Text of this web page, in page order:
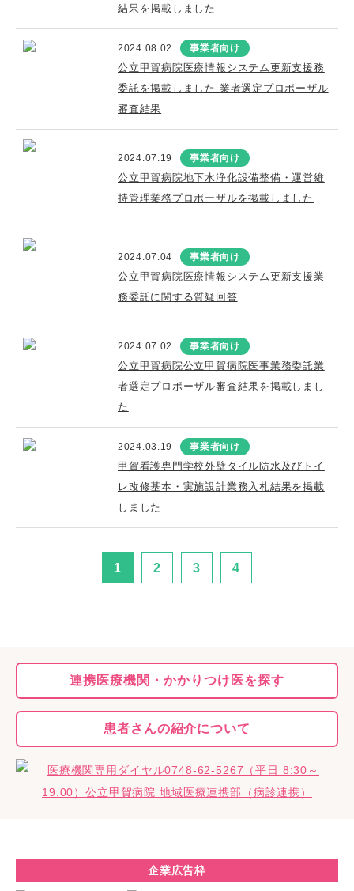
結果を掲載しました
2024.08.02 事業者向け
公立甲賀病院医療情報システム更新支援務
委託を掲載しました 業者選定プロポーザル
審査結果
2024.07.19 事業者向け
公立甲賀病院地下水浄化設備整備・運営維
持管理業務プロポーザルを掲載しました
2024.07.04 事業者向け
公立甲賀病院医療情報システム更新支援業
務委託に関する質疑回答
2024.07.02 事業者向け
公立甲賀病院公立甲賀病院医事業務委託業
者選定プロポーザル審査結果を掲載しまし
た
2024.03.19 事業者向け
甲賀看護専門学校外壁タイル防水及びトイ
レ改修基本・実施設計業務入札結果を掲載
しました
1 2 3 4
連携医療機関・かかりつけ医を探す
患者さんの紹介について
企業広告枠